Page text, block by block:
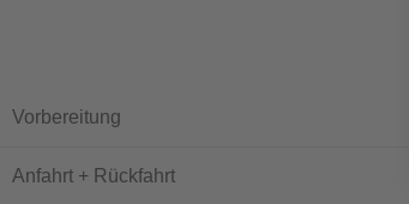
Vorbereitung
Anfahrt + Rückfahrt